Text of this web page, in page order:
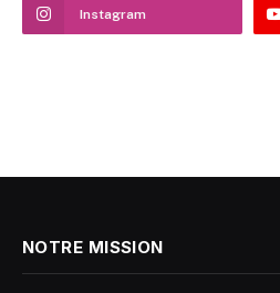
Instagram
NOTRE MISSION